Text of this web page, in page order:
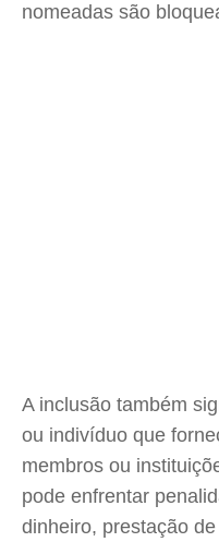
nomeadas são
A inclusão também
ou indivíduo que
membros ou
pode enfrentar
dinheiro, prestação